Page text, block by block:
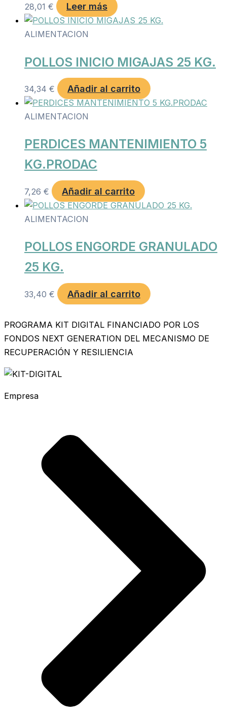
28,01 € Leer más
ALIMENTACION
POLLOS INICIO MIGAJAS 25 KG.
34,34 € Añadir al carrito
ALIMENTACION
PERDICES MANTENIMIENTO 5
KG.PRODAC
7,26 € Añadir al carrito
ALIMENTACION
POLLOS ENGORDE GRANULADO
25 KG.
33,40 € Añadir al carrito
PROGRAMA KIT DIGITAL FINANCIADO POR LOS
FONDOS NEXT GENERATION DEL MECANISMO DE
RECUPERACIÓN Y RESILIENCIA
Empresa